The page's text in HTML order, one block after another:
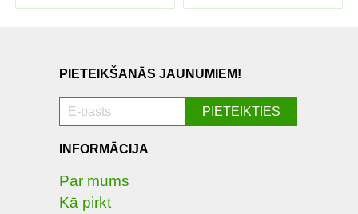
PIETEIKŠANĀS JAUNUMIEM!
INFORMĀCIJA
Par mums
Kā pirkt